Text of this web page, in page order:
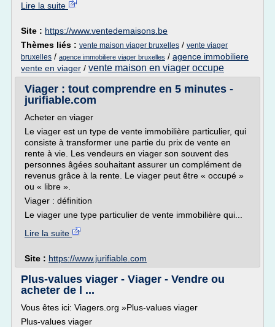
Lire la suite
Site : https://www.ventedemaisons.be
Thèmes liés : vente maison viager bruxelles / vente viager
bruxelles / agence immobiliere viager bruxelles / agence immobiliere
vente en viager / vente maison en viager occupe
Viager : tout comprendre en 5 minutes -
jurifiable.com
Acheter en viager
Le viager est un type de vente immobilière particulier, qui
consiste à transformer une partie du prix de vente en
rente à vie. Les vendeurs en viager son souvent des
personnes âgées souhaitant assurer un complément de
revenus grâce à la rente. Le viager peut être « occupé »
ou « libre ».
Viager : définition
Le viager une type particulier de vente immobilière qui...
Lire la suite
Site : https://www.jurifiable.com
Plus-values viager - Viager - Vendre ou
acheter de l ...
Vous êtes ici: Viagers.org »Plus-values viager
Plus-values viager